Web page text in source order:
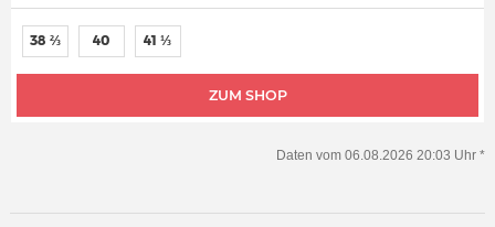
ZUM SHOP
38 ⅔ 40 41 ⅓
Daten vom 06.08.2026 20:03 Uhr *